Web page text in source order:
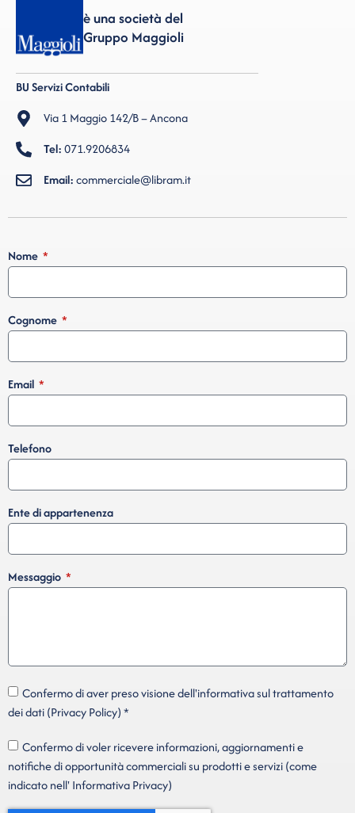
è una società del
Gruppo Maggioli
BU Servizi Contabili
Via 1 Maggio 142/B – Ancona
Tel:071.9206834
Email:commerciale@libram.it
Nome
Cognome
Email
Telefono
Ente di appartenenza
Messaggio
Confermo di aver preso visione dell'informativa sul trattamento
dei dati (Privacy Policy) *
Confermo di voler ricevere informazioni, aggiornamenti e
notifiche di opportunità commerciali su prodotti e servizi (come
indicato nell' Informativa Privacy)